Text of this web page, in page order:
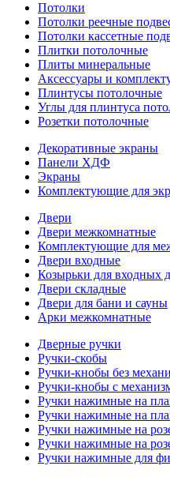
Потолки
Потолки реечные
Потолки кассетные
Плитки потолочные
Плиты минеральные
Аксессуары и
Плинтусы потолочные
Углы для плинтуса
Розетки потолочные
Декоративные экраны
Панели ХДФ
Экраны
Комплектующие для
Двери
Двери межкомнатные
Комплектующие для
Двери входные
Козырьки для входных
Двери складные
Двери для бани и сауны
Арки межкомнатные
Дверные ручки
Ручки-скобы
Ручки-кнобы без
Ручки-кнобы с
Ручки нажимные на
Ручки нажимные на
Ручки нажимные на
Ручки нажимные на
Ручки нажимные для